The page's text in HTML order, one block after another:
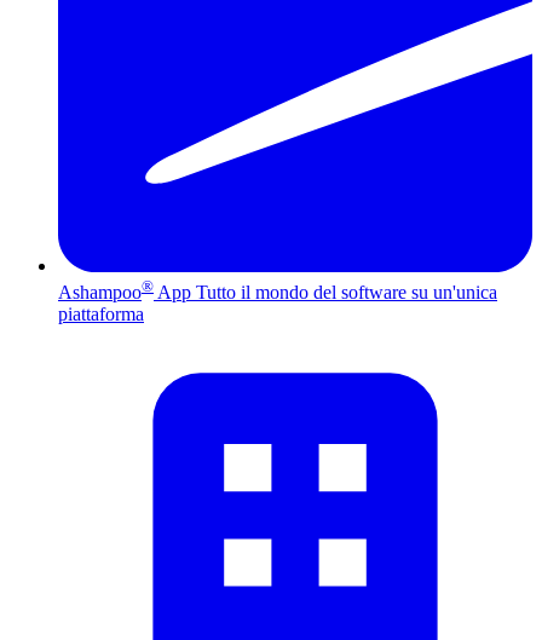
Ashampoo® App Tutto il mondo del software su un'unica
piattaforma